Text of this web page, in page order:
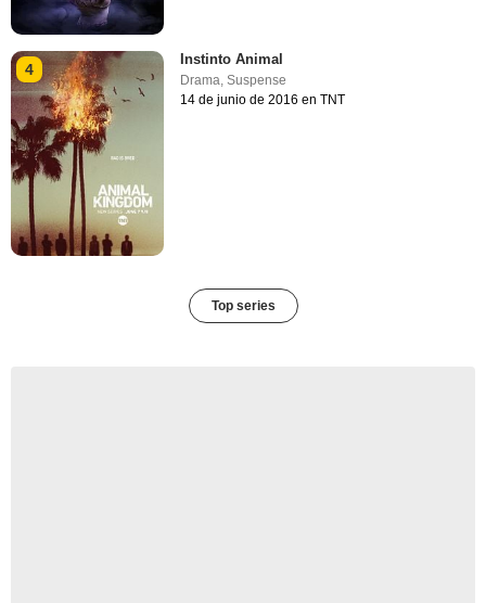
4
Instinto Animal
Drama,Suspense
14 de junio de 2016 en TNT
Top series